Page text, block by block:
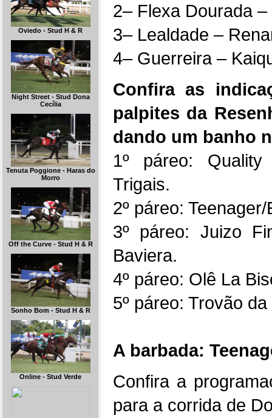
Oviedo - Stud H & R
Night Street - Stud Dona
Cecília
Tenuta Poggione - Haras do
Morro
Off the Curve - Stud H & R
Sonho Bom - Stud H & R
Online - Stud Verde
2– Flexa Dourada
3– Lealdade –
4– Guerreira –
Confira as
palpites da
dando um banho
1º páreo: Quality
Trigais.
2º páreo:
3º páreo: Juizo
Baviera.
4º páreo: Olê La
5º páreo: Trovão
A barbada:
Confira a
para a corrida de